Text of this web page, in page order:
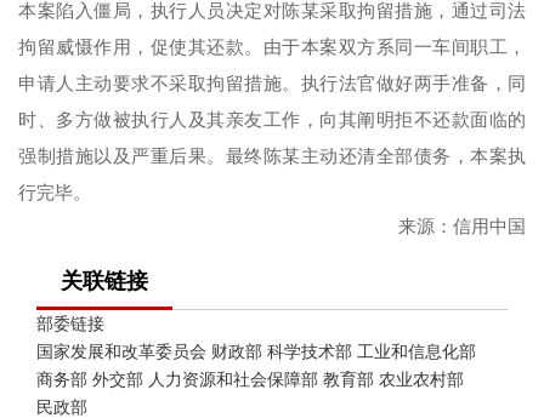
本案陷入僵局，执行人员决定对陈某采取拘留措施，通过司法
拘留威慑作用，促使其还款。由于本案双方系同一车间职工，
申请人主动要求不采取拘留措施。执行法官做好两手准备，同
时、多方做被执行人及其亲友工作，向其阐明拒不还款面临的
强制措施以及严重后果。最终陈某主动还清全部债务，本案执
行完毕。
来源：信用中国
关联链接
部委链接
国家发展和改革委员会 财政部 科学技术部 工业和信息化部
商务部 外交部 人力资源和社会保障部 教育部 农业农村部
民政部